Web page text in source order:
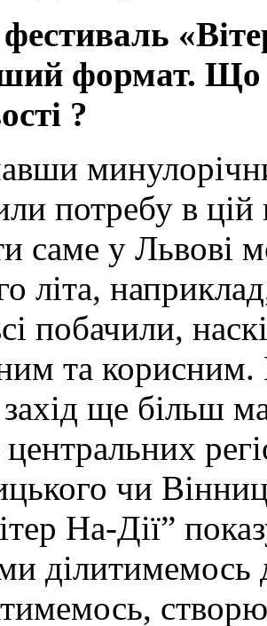
формат. Що
?
потребу в цій
саме у Львові
літа,
побачили,
та
ще більш
чи
На-Дії”